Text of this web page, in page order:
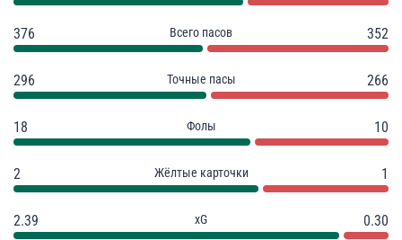
376 Всего пасов 352
296 Точные пасы 266
18 Фолы 10
2 Жёлтые карточки 1
2.39 xG 0.30